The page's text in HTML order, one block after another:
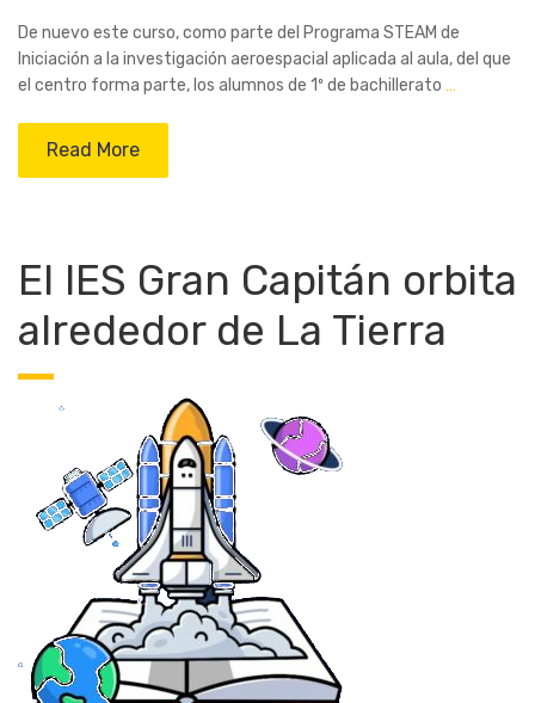
De nuevo este curso, como parte del Programa STEAM de
Iniciación a la investigación aeroespacial aplicada al aula, del que
el centro forma parte, los alumnos de 1º de bachillerato …
Read More
El IES Gran Capitán orbita
alrededor de La Tierra